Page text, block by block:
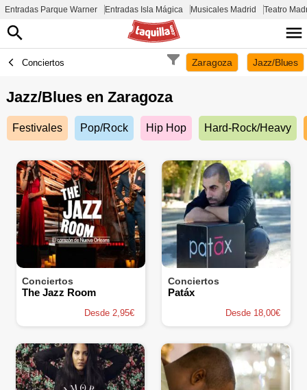
Entradas Parque Warner Entradas Isla Mágica Musicales Madrid Teatro
Conciertos Zaragoza Jazz/Blues
Jazz/Blues en Zaragoza
Festivales Pop/Rock Hip Hop Hard-Rock/Heavy
Conciertos
The Jazz Room
Desde 2,95€
Conciertos
Patáx
Desde 18,00€